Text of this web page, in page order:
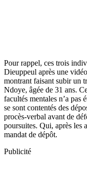
Pour rappel, ces trois
Dieuppeul après une
montrant faisant subir un
Ndoye, âgée de 31 ans.
facultés mentales n’a pas
se sont contentés des
procès-verbal avant de
poursuites. Qui, après les
mandat de dépôt.
Publicité